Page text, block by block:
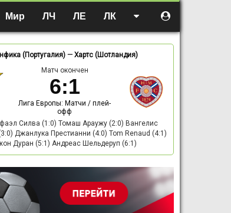
Мир ЛЧ ЛЕ ЛК
(Португалия) —Хартс (Шотландия)
Матч окончен
6:1
Лига Европы: Матчи / плей-
офф
Силва (1:0) Томаш Араужу (2:0) Вангелис
Джанлука Престианни (4:0) Tom Renaud (4:1)
Дуран (5:1) Андреас Шельдеруп (6:1)